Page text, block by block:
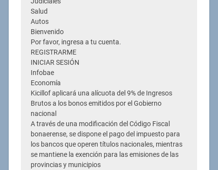
Salud
Autos
Bienvenido
Por favor, ingresa a tu cuenta.
REGISTRARME
INICIAR SESIÓN
Infobae
Economía
Kicillof aplicará una alícuota del 9% de Ingresos
Brutos a los bonos emitidos por el Gobierno
nacional
A través de una modificación del Código Fiscal
bonaerense, se dispone el pago del impuesto para
los bancos que operen títulos nacionales, mientras
se mantiene la exención para las emisiones de las
provincias y municipios